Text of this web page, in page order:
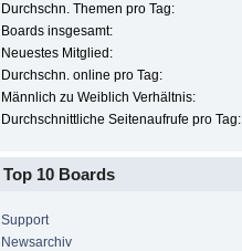
Durchschn. Themen pro Tag:
Boards insgesamt:
Neuestes Mitglied:
Durchschn. online pro Tag:
Männlich zu Weiblich Verhältnis:
Durchschnittliche Seitenaufrufe pro Tag:
Top 10 Boards
Support
Newsarchiv